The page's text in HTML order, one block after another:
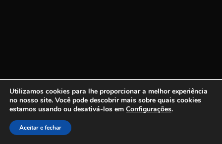
Utilizamos cookies para lhe proporcionar a melhor experiência
no nosso site. Você pode descobrir mais sobre quais cookies
estamos usando ou desativá-los em Configurações.
Aceitar e fechar